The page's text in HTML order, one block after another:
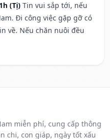
(Tị) Tin vui sắp tới, nếu
Đi công việc gặp gỡ có
về. Nếu chăn nuôi đều
miễn phí, cung cấp thông
chi, con giáp, ngày tốt xấu